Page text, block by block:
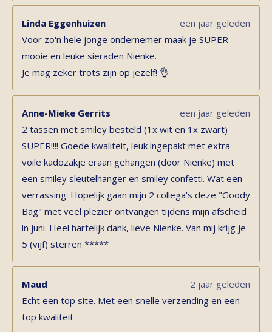
Linda Eggenhuizen
een jaar geleden
Voor zo'n hele jonge ondernemer maak je SUPER
mooie en leuke sieraden Nienke.
Je mag zeker trots zijn op jezelf! 👌
Anne-Mieke Gerrits
een jaar geleden
2 tassen met smiley besteld (1x wit en 1x zwart)
SUPER!!!! Goede kwaliteit, leuk ingepakt met extra
voile kadozakje eraan gehangen (door Nienke) met
een smiley sleutelhanger en smiley confetti. Wat een
verrassing. Hopelijk gaan mijn 2 collega's deze "Goody
Bag" met veel plezier ontvangen tijdens mijn afscheid
in juni. Heel hartelijk dank, lieve Nienke. Van mij krijg je
5 (vijf) sterren *****
Maud
2 jaar geleden
Echt een top site. Met een snelle verzending en een
top kwaliteit